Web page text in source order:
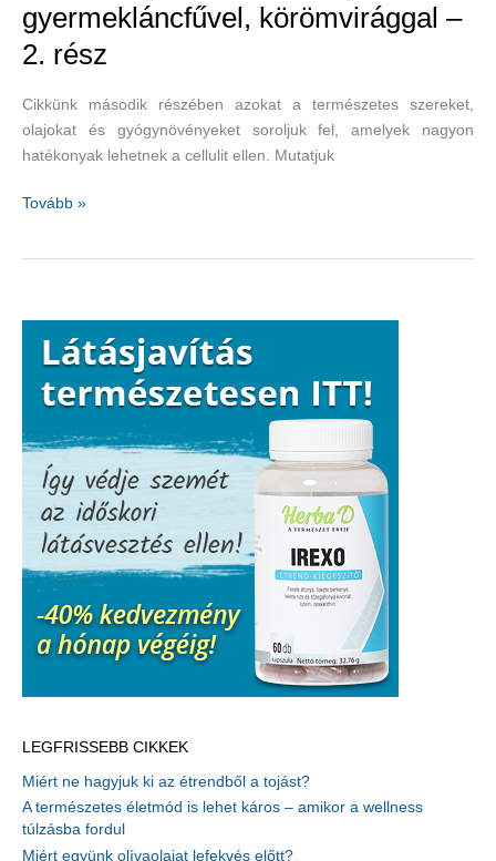
gyermekláncfűvel, körömvirággal –
2. rész
Cikkünk második részében azokat a természetes szereket,
olajokat és gyógynövényeket soroljuk fel, amelyek nagyon
hatékonyak lehetnek a cellulit ellen. Mutatjuk
A
gyermekláncfűvel,
körömvirággal
2.
rész
Tovább »
LEGFRISSEBB CIKKEK
Miért ne hagyjuk ki az étrendből a tojást?
A természetes életmód is lehet káros – amikor a wellness
túlzásba fordul
Miért együnk olívaolajat lefekvés előtt?